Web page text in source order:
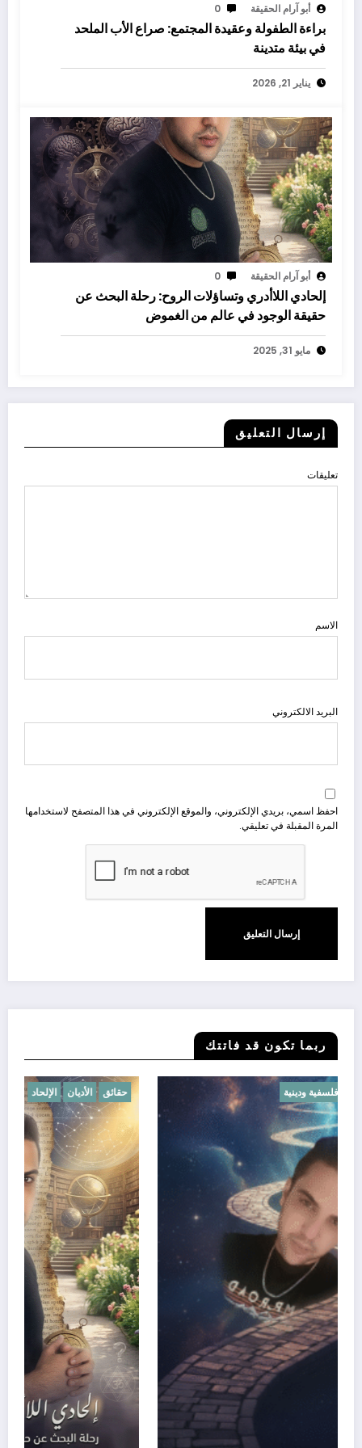
أبو آرام الحقيقة 0
براءة الطفولة وعقيدة المجتمع: صراع الأب الملحد
في بيئة متدينة
يناير 21, 2026
أبو آرام الحقيقة 0
إلحادي اللاأدري وتساؤلات الروح: رحلة البحث عن
حقيقة الوجود في عالم من الغموض
مايو 31, 2025
إرسال التعليق
تعليقات
الاسم
البريد الالكتروني
احفظ اسمي، بريدي الإلكتروني، والموقع الإلكتروني في هذا المتصفح لاستخدامها
المرة المقبلة في تعليقي.
ربما تكون قد فاتتك
الإلحاد القوى الخفية قضايا فلسفية ودينية